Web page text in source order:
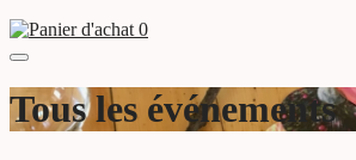
0
Tous les événements